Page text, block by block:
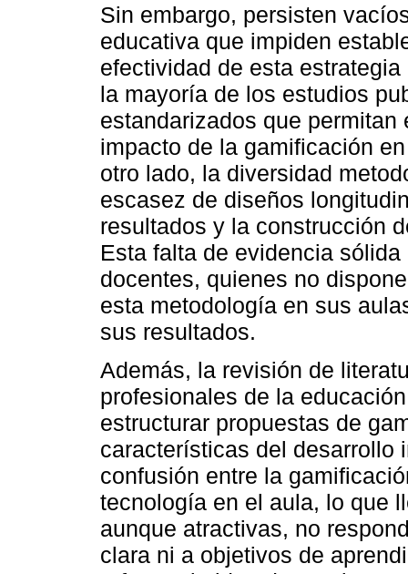
Sin embargo, persisten
educativa que impiden
efectividad de esta
la mayoría de los estudios
estandarizados que
impacto de la gamificación
otro lado, la diversidad
escasez de diseños
resultados y la construcción
Esta falta de evidencia
docentes, quienes no
esta metodología en sus
sus resultados.
Además, la revisión de
profesionales de la
estructurar propuestas de
características del desarrollo
confusión entre la
tecnología en el aula, lo que
aunque atractivas, no
clara ni a objetivos de